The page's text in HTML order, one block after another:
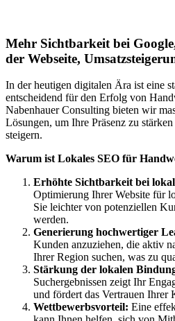
Mehr Sichtbarkeit bei
der Webseite,
In der heutigen digitalen Ära ist eine
entscheidend für den Erfolg von
Nabenhauer Consulting bieten wir
Lösungen, um Ihre Präsenz zu
steigern.
Warum ist Lokales SEO für
Erhöhte Sichtbarkeit bei
Optimierung Ihrer Website für
Sie leichter von potenziellen
werden.
Generierung hochwertiger
Kunden anzuziehen, die aktiv
Ihrer Region suchen, was zu
Stärkung der lokalen
Suchergebnissen zeigt Ihr
und fördert das Vertrauen Ihrer
Wettbewerbsvorteil: Eine